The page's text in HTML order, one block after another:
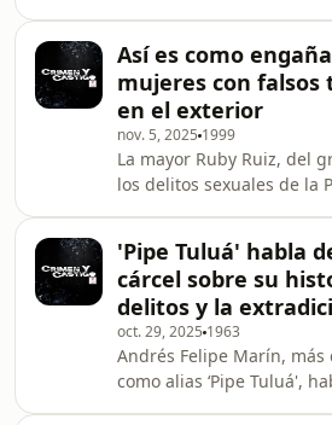
sobre las circunstancias
la muerte de su hijo y el
tuvieron las personas
este caso.
Así es como
mujeres con falsos
en el exterior
nov. 5, 2025 1999
La mayor Ruby Ruiz, del
los delitos sexuales de la
Colombia, el cual ha ido
incremento.La mayor
grupos delictivos
engañan a mujeres
trabajos en otros países
secuestrarlas.En Crimen y
contamos cómo prevenir
'Pipe Tuluá' habla
cárcel sobre su
delitos y la
oct. 29, 2025 1963
Andrés Felipe Marín, más
como alias ‘Pipe Tuluá',